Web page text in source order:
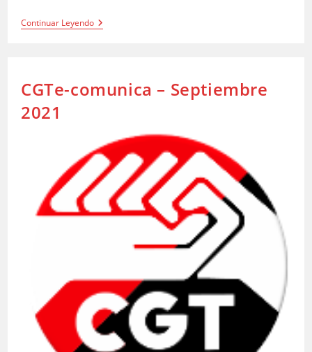
Continuar LeyendoNúmeros
Anteriores
CGTe-comunica – Septiembre
2021